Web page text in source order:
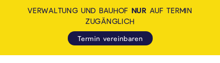
VERWALTUNG UND BAUHOF NUR AUF TERMIN
ZUGÄNGLICH
Termin vereinbaren